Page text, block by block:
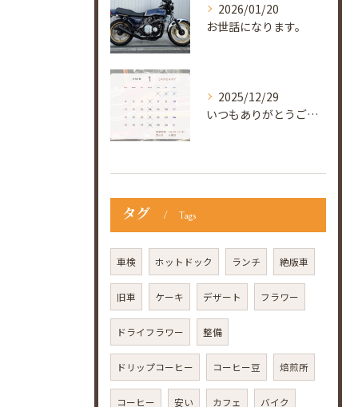
2026/01/20
お世話になります。
2025/12/29
いつもありがとうございます😊
タグ Tags
車検 ホットドック ランチ 絶版車
旧車 ケーキ デザート フラワー
ドライフラワー 整備
ドリップコーヒー コーヒー豆 焙煎所
コーヒー 安い カフェ バイク